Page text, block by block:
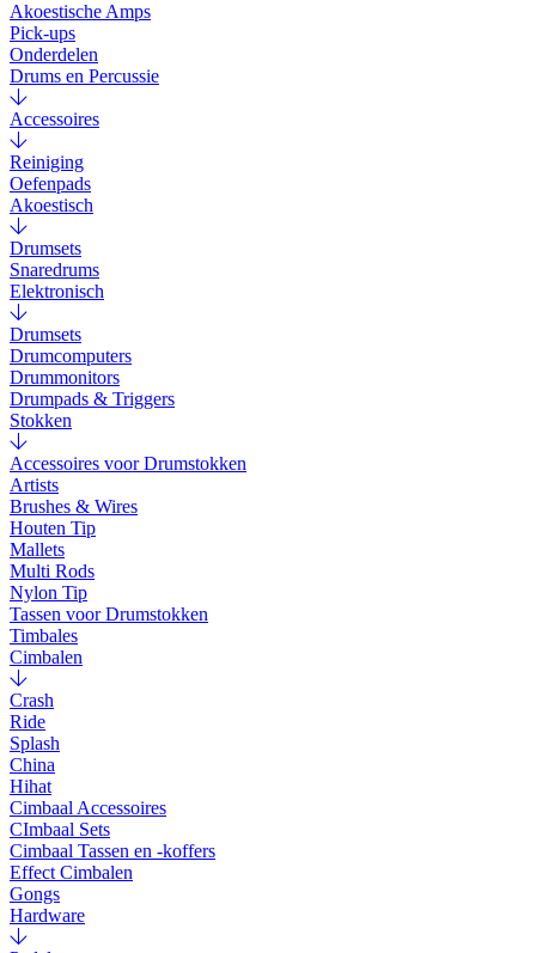
Akoestische Amps
Pick-ups
Onderdelen
Drums en Percussie
Accessoires
Reiniging
Oefenpads
Akoestisch
Drumsets
Snaredrums
Elektronisch
Drumsets
Drumcomputers
Drummonitors
Drumpads & Triggers
Stokken
Accessoires voor Drumstokken
Artists
Brushes & Wires
Houten Tip
Mallets
Multi Rods
Nylon Tip
Tassen voor Drumstokken
Timbales
Cimbalen
Crash
Ride
Splash
China
Hihat
Cimbaal Accessoires
CImbaal Sets
Cimbaal Tassen en -koffers
Effect Cimbalen
Gongs
Hardware